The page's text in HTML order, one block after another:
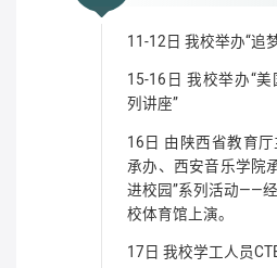
11-12日 我校举办“追
15-16日 我校举办“
列讲座”
16日 由陕西省教育
承办、西安音乐学院
进校园”系列活动——
校体育馆上演。
17日 我校学工人员